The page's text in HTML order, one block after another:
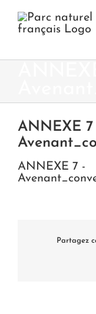
contenu
ANNEXE 7
ANNEXE 7 -
Partagez